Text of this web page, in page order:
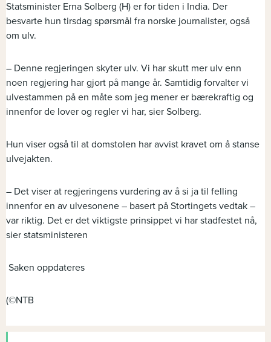
Statsminister Erna Solberg (H) er for tiden i India. Der
besvarte hun tirsdag spørsmål fra norske journalister, også
om ulv.
– Denne regjeringen skyter ulv. Vi har skutt mer ulv enn
noen regjering har gjort på mange år. Samtidig forvalter vi
ulvestammen på en måte som jeg mener er bærekraftig og
innenfor de lover og regler vi har, sier Solberg.
Hun viser også til at domstolen har avvist kravet om å stanse
ulvejakten.
– Det viser at regjeringens vurdering av å si ja til felling
innenfor en av ulvesonene – basert på Stortingets vedtak –
var riktig. Det er det viktigste prinsippet vi har stadfestet nå,
sier statsministeren
Saken oppdateres
(©NTB